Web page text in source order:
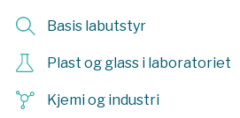
Basis labutstyr
Plast og glass i laboratoriet
Kjemi og industri